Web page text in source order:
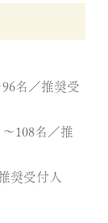
名／推奨受
108名／推
奨受付人